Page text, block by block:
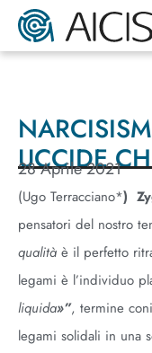
UCCIDE
28 Aprile 2021
(Ugo Terracciano*)
pensatori del nostro
qualità è il perfetto
legami è l’individuo
liquida»”, termine
legami solidali in una